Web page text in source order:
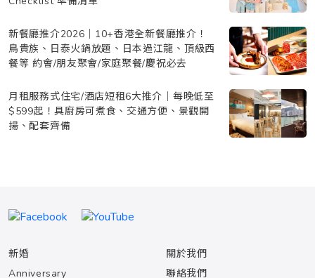
新餐廳推介2026｜10+香港全新餐廳推介！
鳥貴族、日泰火鍋放題、日本過江龍、頂級西
餐等 約會/朋友聚會/家庭聚餐/慶祝必去
月租服務式住宅/酒店短租6大推介｜每晚低至
$599起！具廚房可煮食、交通方便、景觀開
揚、配套齊備
新婚
Anniversary
關於我們
聯絡我們